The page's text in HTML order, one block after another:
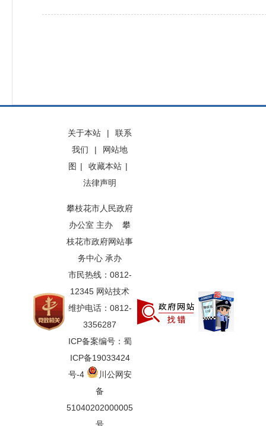
关于本站 |
联系
我们
|
网站地
图 | 收藏本站 |
法律声明
攀枝花市人民政府
办公室 主办 攀
枝花市政府网站事
务中心 承办
市民热线：0812-
12345 网站技术
维护电话：0812-
3356287
ICP备案编号：蜀
ICP备19033424
号-4
川公网安
备
51040202000005